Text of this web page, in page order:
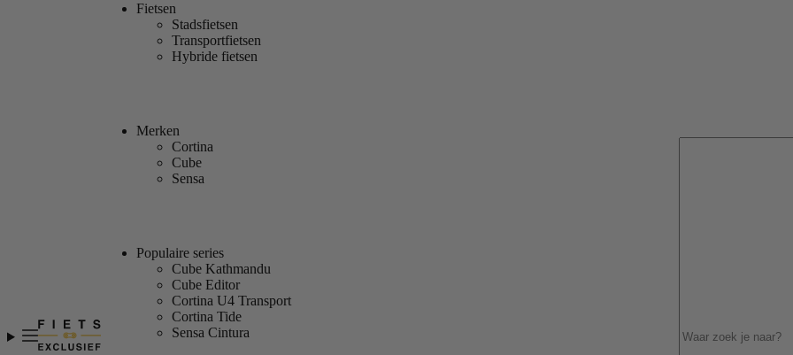
Fietsen
Stadsfietsen
Transportfietsen
Hybride fietsen
Merken
Cortina
Cube
Sensa
Populaire series
Cube Kathmandu
Cube Editor
Cortina U4 Transport
Cortina Tide
Sensa Cintura